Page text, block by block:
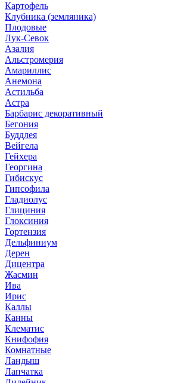
Картофель
Клубника (земляника)
Плодовые
Лук-Севок
Азалия
Альстромерия
Амариллис
Анемона
Астильба
Астра
Барбарис декоративный
Бегония
Буддлея
Вейгела
Гейхера
Георгина
Гибискус
Гипсофила
Гладиолус
Глициния
Глоксиния
Гортензия
Дельфиниум
Дерен
Дицентра
Жасмин
Ива
Ирис
Каллы
Канны
Клематис
Книфофия
Комнатные
Ландыш
Лапчатка